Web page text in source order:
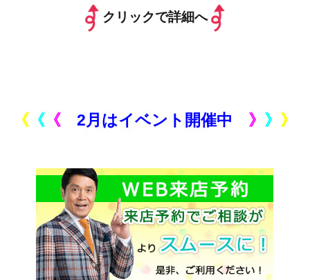
クリックで詳細へ
《 《 《2月はイベント開催中 》 》 》